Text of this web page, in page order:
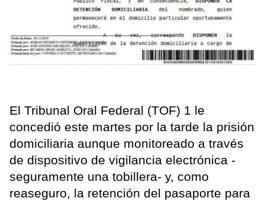
El Tribunal Oral Federal (TOF) 1 le
concedió este martes por la tarde la prisión
domiciliaria aunque monitoreado a través
de dispositivo de vigilancia electrónica -
seguramente una tobillera- y, como
reaseguro, la retención del pasaporte para